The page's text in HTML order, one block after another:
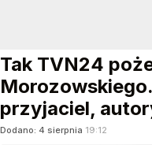
Tak TVN24
przyjaciel,
Dodano: 4 sierpnia 19:12